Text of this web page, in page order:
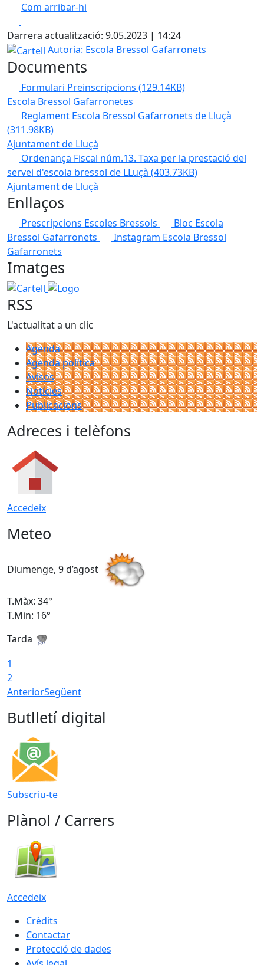
Com arribar-hi
+
−
Darrera actualització: 9.05.2023 | 14:24
Cartell
Autoria: Escola Bressol Gafarronets
Documents
Formulari Preinscripcions (129.14KB)
Escola Bressol Gafarronetes
Reglament Escola Bressol Gafarronets de Lluçà
(311.98KB)
Ajuntament de Lluçà
Ordenança Fiscal núm.13. Taxa per la prestació del
servei d'escola bressol de LLuçà (403.73KB)
Ajuntament de Lluçà
Enllaços
Prescripcions Escoles Bressols
Bloc Escola
Bressol Gafarronets
Instagram Escola Bressol
Gafarronets
Imatges
Cartell Logo
RSS
L'actualitat a un clic
Agenda
Agenda política
Avisos
Notícies
Publicacions
Adreces i telèfons
Accedeix
Meteo
Diumenge, 9 d’agost
T.Màx: 34°
T.Min: 16°
Tarda
1
2
AnteriorSegüent
Butlletí digital
Subscriu-te
Plànol / Carrers
Accedeix
Crèdits
Contactar
Protecció de dades